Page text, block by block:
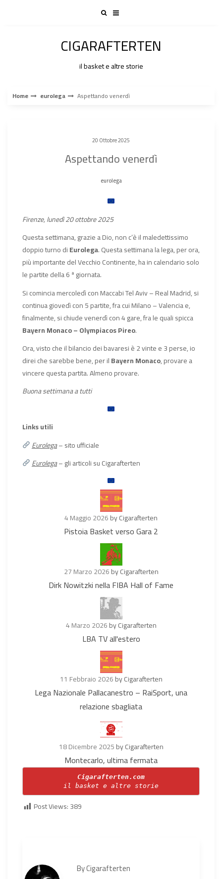
CIGARAFTERTEN
il basket e altre storie
Home eurolega Aspettando venerdì
20 Ottobre 2025
Aspettando venerdì
eurolega
Firenze, lunedì 20 ottobre 2025
Questa settimana, grazie a Dio, non c’è il maledettissimo
doppio turno diEurolega. Questa settimana la lega, per ora,
più importante del Vecchio Continente, ha in calendario solo
le partite della 6 ª giornata.
Si comincia mercoledì con Maccabi Tel Aviv – Real Madrid, si
continua giovedì con 5 partite, fra cui Milano – Valencia e,
finalmente, si chiude venerdì con 4 gare, fra le quali spicca
Bayern Monaco – Olympiacos Pireo.
Ora, visto che il bilancio dei bavaresi è 2 vinte e 3 perse, io
direi che sarebbe bene, per ilBayern Monaco, provare a
vincere questa partita. Almeno provare.
Buona settimana a tutti
Links utili
Eurolega– sito ufficiale
Eurolega– gli articoli su Cigarafterten
4 Maggio 2026by Cigarafterten
Pistoia Basket verso Gara 2
27 Marzo 2026by Cigarafterten
Dirk Nowitzki nella FIBA Hall of Fame
4 Marzo 2026by Cigarafterten
LBA TV all'estero
11 Febbraio 2026by Cigarafterten
Lega Nazionale Pallacanestro – RaiSport, una
relazione sbagliata
18 Dicembre 2025by Cigarafterten
Montecarlo, ultima fermata
Cigarafterten.com
il basket e altre storie
Post Views:389
ByCigarafterten